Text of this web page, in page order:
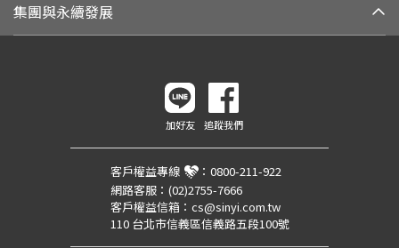
集團與永續發展
加好友 追蹤我們
客戶權益專線 ： 0800-211-922
網路客服： (02)2755-7666
客戶權益信箱： cs@sinyi.com.tw
110 台北市信義區信義路五段100號